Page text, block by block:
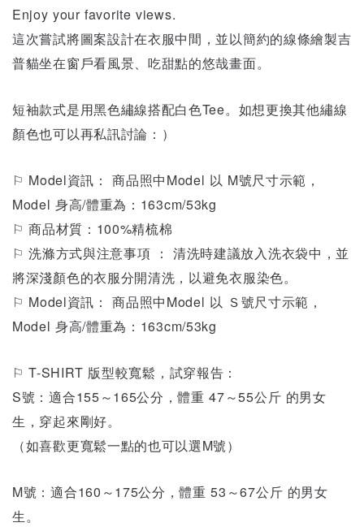
Enjoy your favorite views.
這次嘗試將圖案設計在衣服中間，並以簡約的線條繪製吉
普貓坐在窗戶看風景、吃甜點的悠哉畫面。
短袖款式是用黑色繡線搭配白色Tee。如想更換其他繡線
顏色也可以再私訊討論：）
⚐ Model資訊： 商品照中Model 以 M號尺寸示範，
Model 身高/體重為：163cm/53kg
⚐ 商品材質： 100%精梳棉
⚐ 洗滌方式與注意事項 ： 清洗時建議放入洗衣袋中，並
將深淺顏色的衣服分開清洗，以避免衣服染色。
⚐ Model資訊： 商品照中Model 以 Ｓ號尺寸示範，
Model 身高/體重為：163cm/53kg
⚐ T-SHIRT 版型較寬鬆，試穿報告：
S號：適合155～165公分，體重 47～55公斤 的男女
生，穿起來剛好。
（如喜歡更寬鬆一點的也可以選M號）
M號：適合160～175公分，體重 53～67公斤 的男女
生。